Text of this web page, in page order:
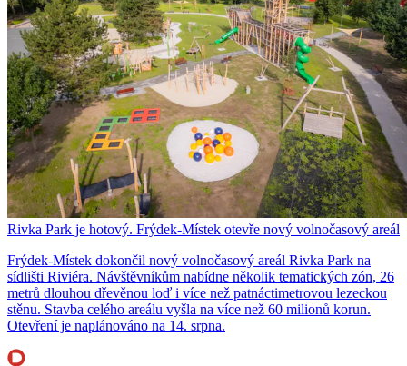
Rivka Park je hotový. Frýdek-Místek otevře nový volnočasový areál
Frýdek-Místek dokončil nový volnočasový areál Rivka Park na
sídlišti Riviéra. Návštěvníkům nabídne několik tematických zón, 26
metrů dlouhou dřevěnou loď i více než patnáctimetrovou lezeckou
stěnu. Stavba celého areálu vyšla na více než 60 milionů korun.
Otevření je naplánováno na 14. srpna.